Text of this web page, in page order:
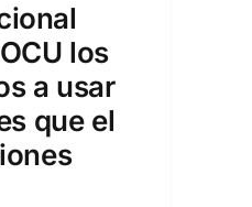
los
a usar
que el